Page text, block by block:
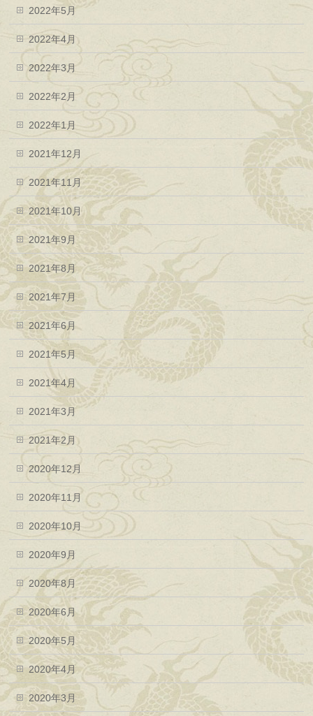
2022年5月
2022年4月
2022年3月
2022年2月
2022年1月
2021年12月
2021年11月
2021年10月
2021年9月
2021年8月
2021年7月
2021年6月
2021年5月
2021年4月
2021年3月
2021年2月
2020年12月
2020年11月
2020年10月
2020年9月
2020年8月
2020年6月
2020年5月
2020年4月
2020年3月